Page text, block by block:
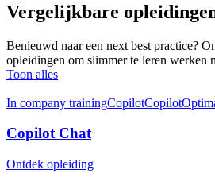
Vergelijkbare
Benieuwd naar een next best practice?
opleidingen om slimmer te leren werken
Toon alles
In company trainingCopilotCopilot
Copilot Chat
Ontdek opleiding